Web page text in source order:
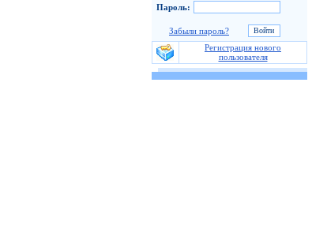
Пароль:
Забыли пароль?
Регистрация нового
пользователя